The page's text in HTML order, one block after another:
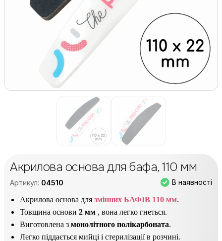
Акрилова основа для бафа, 110 мм
Артикул: 04510 В наявності
Акрилова основа для змінних БАФІВ 110 мм.
Товщина основи 2 мм , вона легко гнеться.
Виготовлена з монолітного полікарбоната.
Легко піддається мийці і стерилізації в розчині.